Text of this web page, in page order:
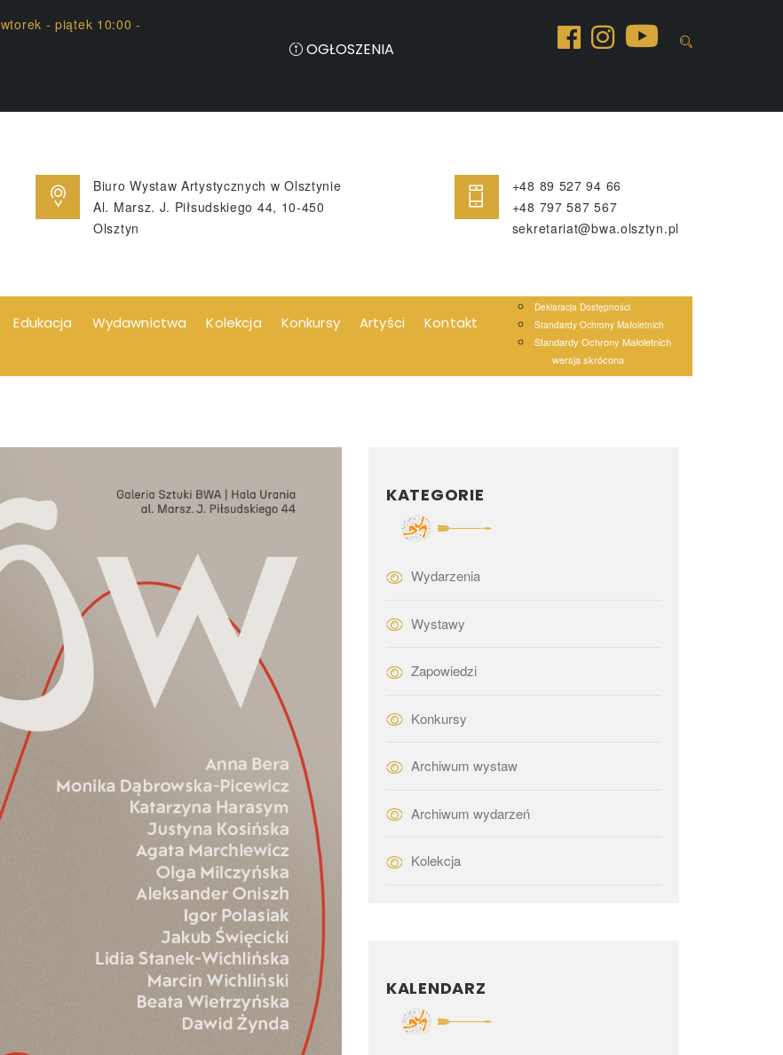
wtorek - piątek 10:00 -
OGŁOSZENIA
Biuro Wystaw Artystycznych w Olsztynie
Al. Marsz. J. Piłsudskiego 44, 10-450
Olsztyn
+48 89 527 94 66
+48 797 587 567
sekretariat@bwa.olsztyn.pl
Edukacja Wydawnictwa Kolekcja Konkursy Artyści Kontakt
Deklaracja Dostępności
Standardy Ochrony Małoletnich
Standardy Ochrony Małoletnich
wersja skrócona
KATEGORIE
Wydarzenia
Wystawy
Zapowiedzi
Konkursy
Archiwum wystaw
Archiwum wydarzeń
Kolekcja
KALENDARZ